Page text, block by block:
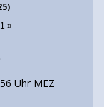
»
Uhr MEZ